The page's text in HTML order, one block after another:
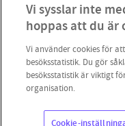
Vi sysslar inte
hoppas att du är
Vi använder cookies för
besöksstatistik. Du gör
besöksstatistik är viktigt
organisation.